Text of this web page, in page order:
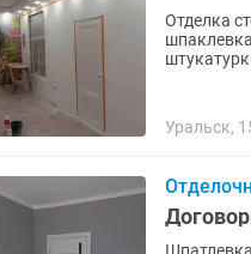
Отделка стен Черновые работы: Выравнивание стен,
шпаклевка. Нанесение Арт-бетон, Мокрый шелк, Травертино и другие виды
Уральск,